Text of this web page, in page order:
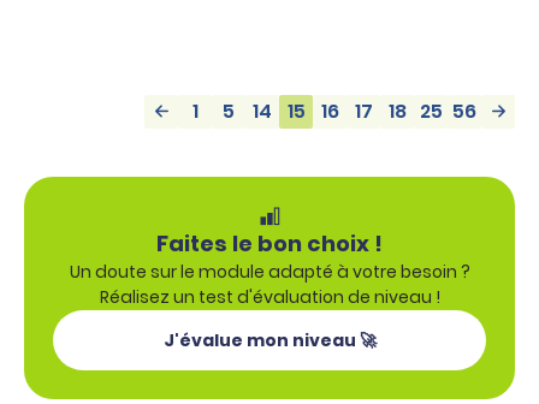
1 5 14 15 16 17 18 25 56
Faites le bon choix !
Un doute sur le module adapté à votre besoin ?
Réalisez un test d'évaluation de niveau !
J'évalue mon niveau 🚀